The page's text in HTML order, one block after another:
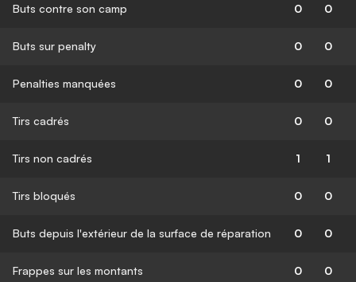
Buts contre son camp 0 0
Buts sur penalty 0 0
Penalties manquées 0 0
Tirs cadrés 0 0
Tirs non cadrés 1 1
Tirs bloqués 0 0
Buts depuis l'extérieur de la surface de réparation 0 0
Frappes sur les montants 0 0